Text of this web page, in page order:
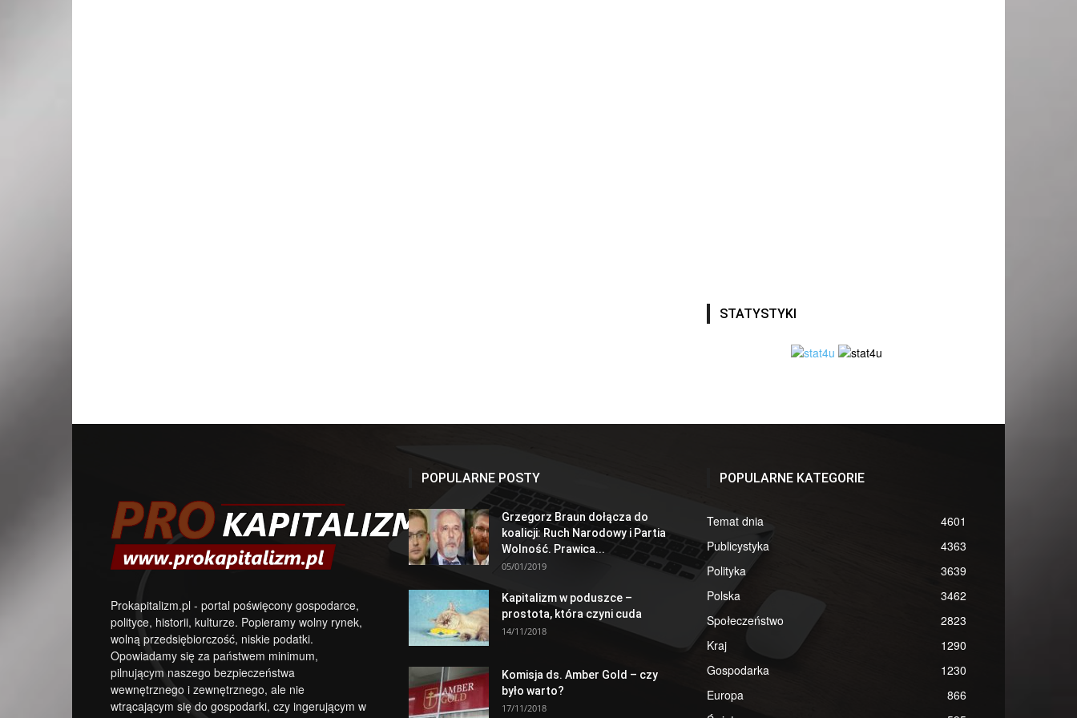
STATYSTYKI
Prokapitalizm.pl - portal poświęcony gospodarce,
polityce, historii, kulturze. Popieramy wolny rynek,
wolną przedsiębiorczość, niskie podatki.
Opowiadamy się za państwem minimum,
pilnującym naszego bezpieczeństwa
wewnętrznego i zewnętrznego, ale nie
wtrącającym się do gospodarki, czy ingerującym w
POPULARNE POSTY
Grzegorz Braun dołącza do
koalicji: Ruch Narodowy i Partia
Wolność. Prawica...
05/01/2019
Kapitalizm w poduszce –
prostota, która czyni cuda
14/11/2018
Komisja ds. Amber Gold – czy
było warto?
17/11/2018
POPULARNE KATEGORIE
Temat dnia
4601
Publicystyka
4363
Polityka
3639
Polska
3462
Społeczeństwo
2823
Kraj
1290
Gospodarka
1230
Europa
866